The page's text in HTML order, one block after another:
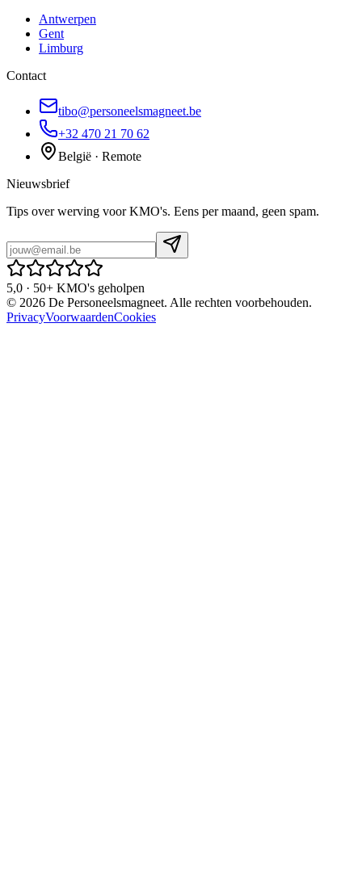
Antwerpen
Gent
Limburg
Contact
tibo@personeelsmagneet.be
+32 470 21 70 62
België · Remote
Nieuwsbrief
Tips over werving voor KMO's. Eens per maand, geen spam.
5,0 · 50+ KMO's geholpen
© 2026 De Personeelsmagneet. Alle rechten voorbehouden.
PrivacyVoorwaardenCookies